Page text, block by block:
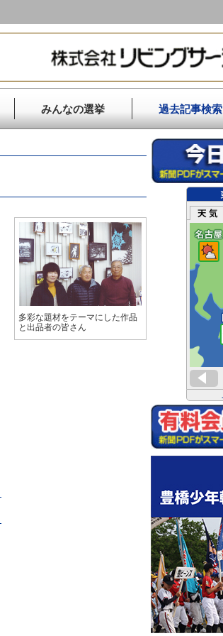
みんなの選挙 過去記事検索
多彩な題材をテーマにした作品
と出品者の皆さん